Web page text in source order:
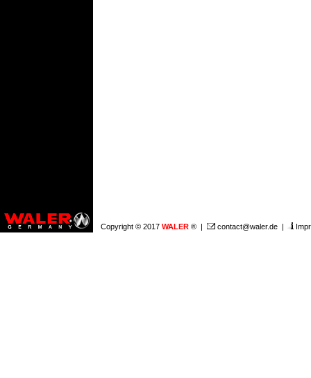
Copyright © 2017 WALER ® | contact@waler.de |